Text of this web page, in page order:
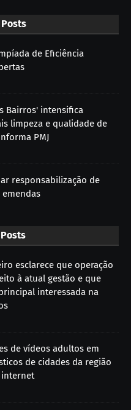
de Eficiência
Bairros' intensifica
limpeza e qualidade de
PMJ
responsabilização de
esclarece que operação
à atual gestão e que
interessada na
de vídeos adultos em
de cidades da região
internet